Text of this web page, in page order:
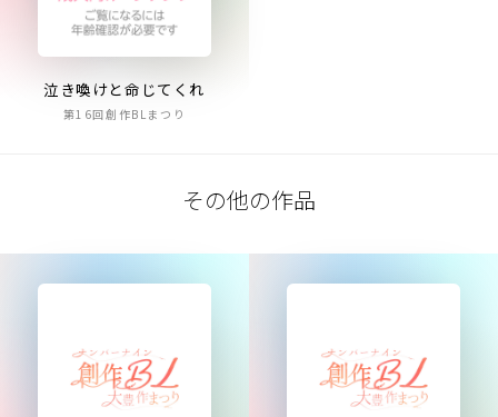
泣き喚けと命じてくれ
第16回創作BLまつり
その他の作品